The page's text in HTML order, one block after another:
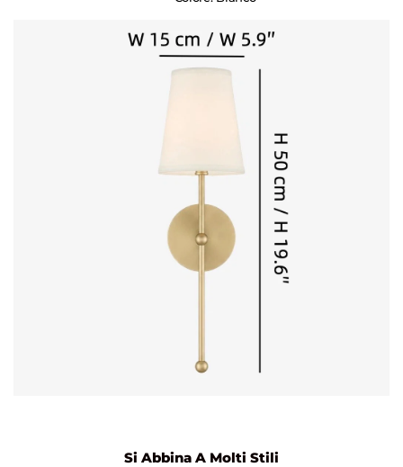
Si Abbina A Molti Stili